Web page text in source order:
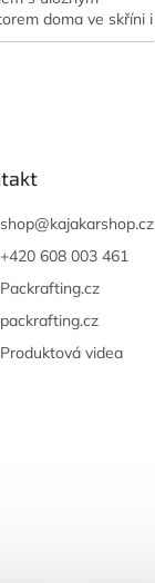
doma ve skříni i
v zavazadle.
moly nebo plísní
je skladujete kdekoli.
Oficiální česká a
distribuce.
shop@kajakarshop.cz
+420 608 003 461
Packrafting.cz
packrafting.cz
Produktová videa